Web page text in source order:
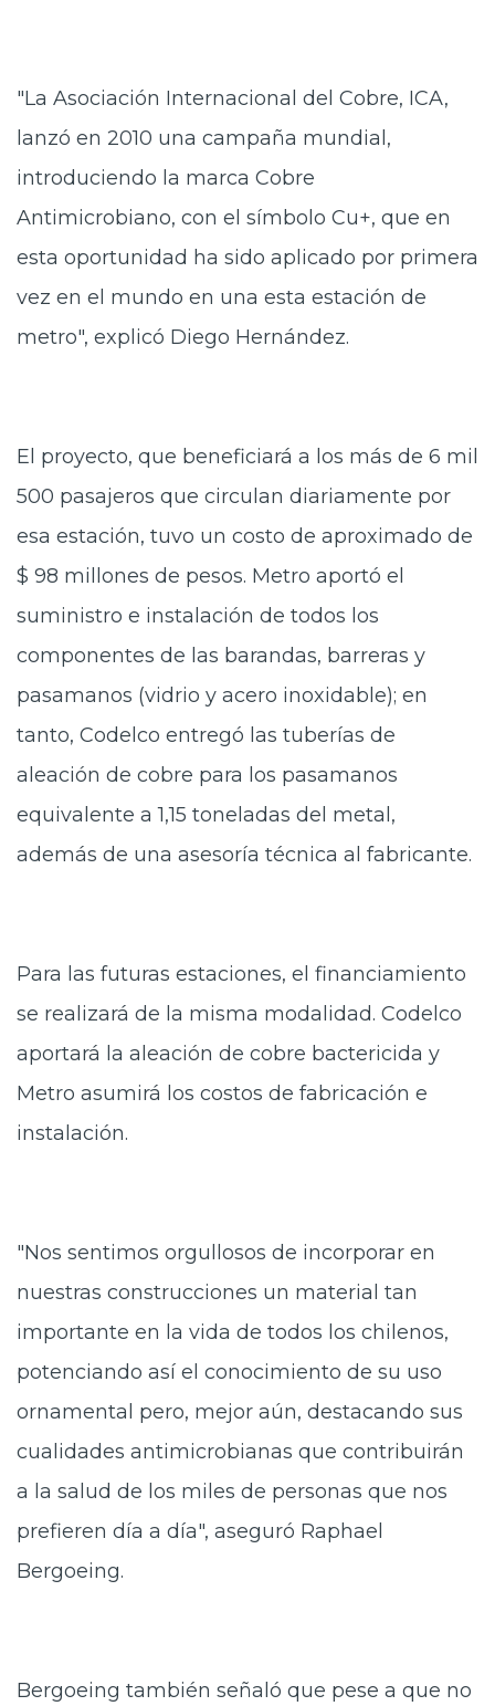
"La Asociación Internacional del Cobre, ICA,
lanzó en 2010 una campaña mundial,
introduciendo la marca Cobre
Antimicrobiano, con el símbolo Cu+, que en
esta oportunidad ha sido aplicado por primera
vez en el mundo en una esta estación de
metro", explicó Diego Hernández.
El proyecto, que beneficiará a los más de 6 mil
500 pasajeros que circulan diariamente por
esa estación, tuvo un costo de aproximado de
$ 98 millones de pesos. Metro aportó el
suministro e instalación de todos los
componentes de las barandas, barreras y
pasamanos (vidrio y acero inoxidable); en
tanto, Codelco entregó las tuberías de
aleación de cobre para los pasamanos
equivalente a 1,15 toneladas del metal,
además de una asesoría técnica al fabricante.
Para las futuras estaciones, el financiamiento
se realizará de la misma modalidad. Codelco
aportará la aleación de cobre bactericida y
Metro asumirá los costos de fabricación e
instalación.
"Nos sentimos orgullosos de incorporar en
nuestras construcciones un material tan
importante en la vida de todos los chilenos,
potenciando así el conocimiento de su uso
ornamental pero, mejor aún, destacando sus
cualidades antimicrobianas que contribuirán
a la salud de los miles de personas que nos
prefieren día a día", aseguró Raphael
Bergoeing.
Bergoeing también señaló que pese a que no